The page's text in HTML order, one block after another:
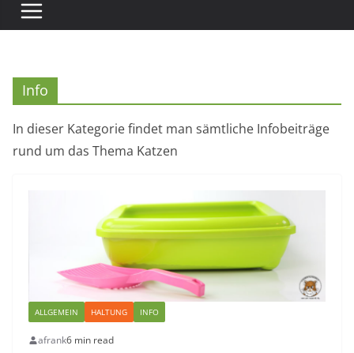
Info
In dieser Kategorie findet man sämtliche Infobeiträge
rund um das Thema Katzen
ALLGEMEIN HALTUNG INFO
afrank6 min read